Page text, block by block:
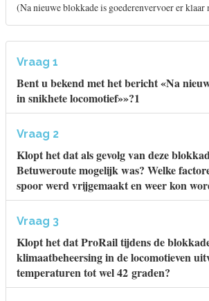
(Na nieuwe blokkade is goederenvervoer er
Vraag 1
Bent u bekend met het bericht «Na
in snikhete locomotief»»?1
Vraag 2
Klopt het dat als gevolg van deze
Betuweroute mogelijk was? Welke
spoor werd vrijgemaakt en weer kon
Vraag 3
Klopt het dat ProRail tijdens de
klimaatbeheersing in de locomotieven
temperaturen tot wel 42 graden?